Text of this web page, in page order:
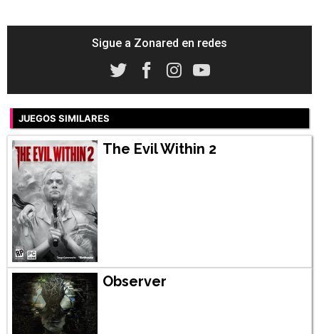
Sigue a Zonared en redes
JUEGOS SIMILARES
The Evil Within 2
Observer